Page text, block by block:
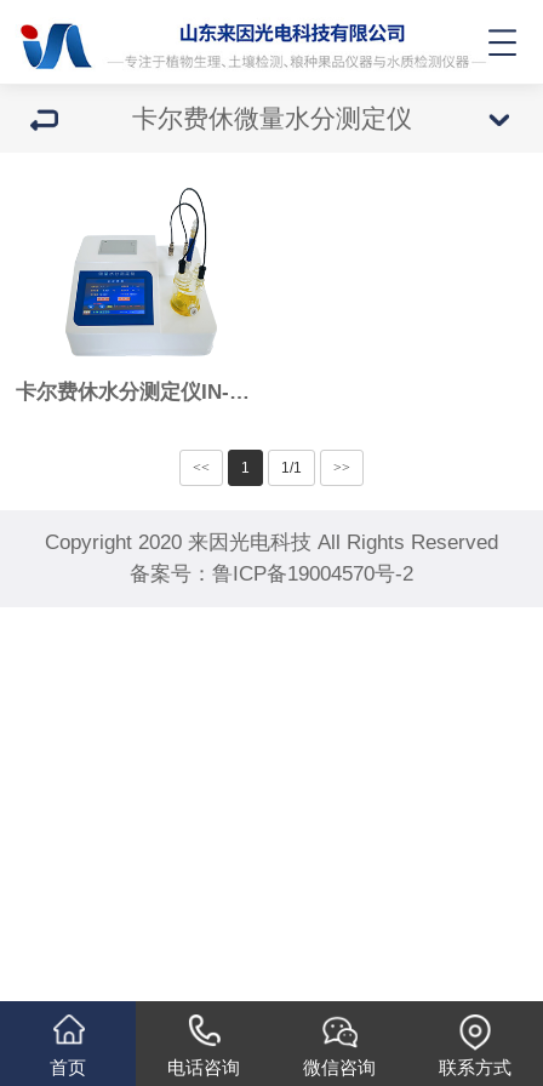
卡尔费休微量水分测定仪
卡尔费休水分测定仪IN-WS2
<< 1 1/1 >>
Copyright 2020 来因光电科技 All Rights Reserved
备案号： 鲁ICP备19004570号-2
首页 电话咨询 微信咨询 联系方式